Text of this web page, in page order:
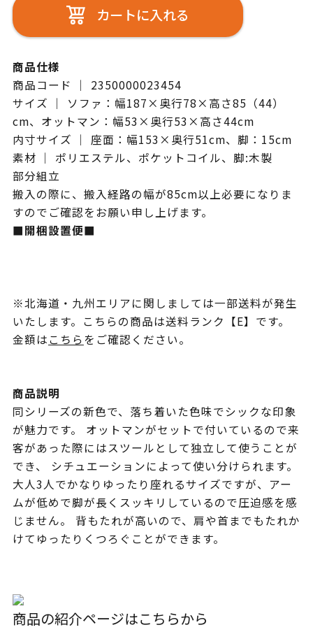
カートに入れる
商品仕様
商品コード ｜ 2350000023454
サイズ ｜ ソファ：幅187×奥行78×高さ85（44）
cm、オットマン：幅53×奥行53×高さ44cm
内寸サイズ ｜ 座面：幅153×奥行51cm、脚：15cm
素材 ｜ ポリエステル、ポケットコイル、脚:木製
部分組立
搬入の際に、搬入経路の幅が85cm以上必要になりま
すのでご確認をお願い申し上げます。
■開梱設置便■
※北海道・九州エリアに関しましては一部送料が発生
いたします。こちらの商品は送料ランク【E】です。
金額はこちらをご確認ください。
商品説明
同シリーズの新色で、落ち着いた色味でシックな印象
が魅力です。 オットマンがセットで付いているので来
客があった際にはスツールとして独立して使うことが
でき、 シチュエーションによって使い分けられます。
大人3人でかなりゆったり座れるサイズですが、アー
ムが低めで脚が長くスッキリしているので圧迫感を感
じません。 背もたれが高いので、肩や首までもたれか
けてゆったりくつろぐことができます。
商品の紹介ページはこちらから